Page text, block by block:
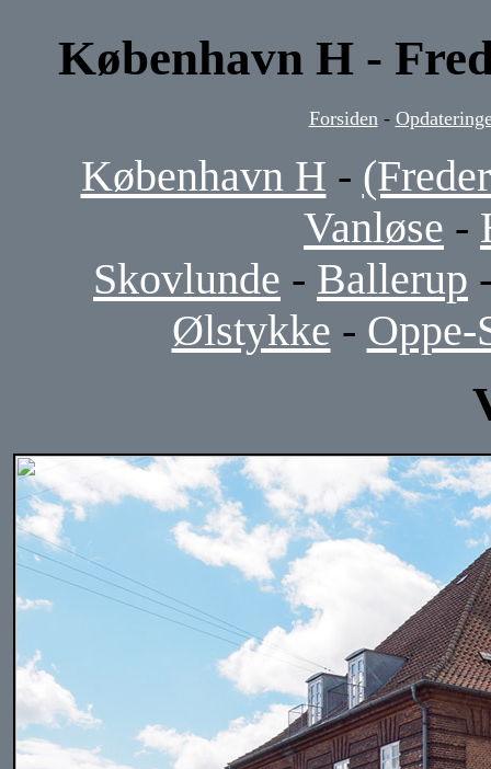
København H -
Forsiden -
København H -
Vanløse -
Skovlunde - Ballerup
Ølstykke - Oppe-